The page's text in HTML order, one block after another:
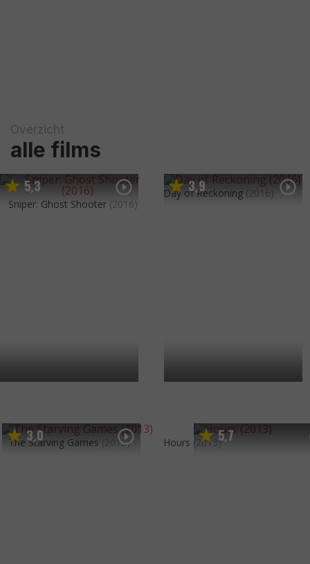
Overzicht
alle films
5,3
Sniper: Ghost Shooter (2016)
3,9
Day of Reckoning (2016)
3,0
The Starving Games (2013) 5,7
Hours (2013)